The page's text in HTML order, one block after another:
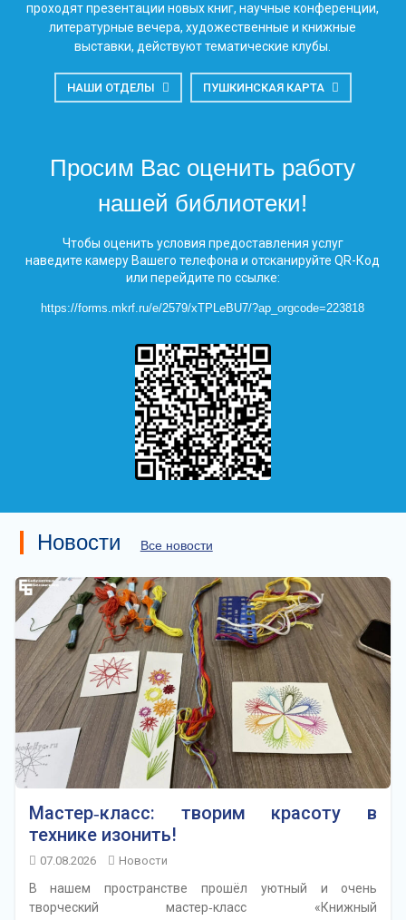
проходят презентации новых книг, научные конференции,
литературные вечера, художественные и книжные
выставки, действуют тематические клубы.
НАШИ ОТДЕЛЫ ПУШКИНСКАЯ КАРТА
Просим Вас оценить работу
нашей библиотеки!
Чтобы оценить условия предоставления услуг
наведите камеру Вашего телефона и отсканируйте QR-Код
или перейдите по ссылке:
https://forms.mkrf.ru/e/2579/xTPLeBU7/?ap_orgcode=223818
Новости Все новости
Мастер‑класс: творим красоту в
технике изонить!
07.08.2026 Новости
В нашем пространстве прошёл уютный и очень
творческий мастер‑класс «Книжный